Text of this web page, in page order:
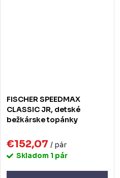
FISCHER SPEEDMAX
CLASSIC JR, detské
bežkárske topánky
€152,07 / pár
Skladom 1 pár